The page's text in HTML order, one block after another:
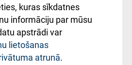
kuras sīkdatnes
informāciju par mūsu
apstrādi var
lietošanas
atrunā.